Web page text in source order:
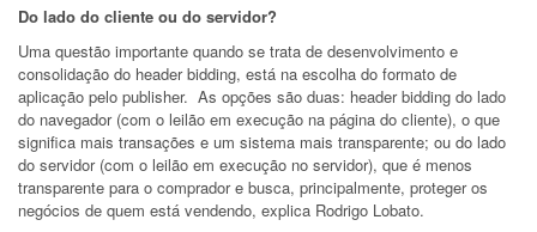
Do lado do cliente ou do servidor?
Uma questão importante quando se trata de desenvolvimento e
consolidação do header bidding, está na escolha do formato de
aplicação pelo publisher. As opções são duas: header bidding do lado
do navegador (com o leilão em execução na página do cliente), o que
significa mais transações e um sistema mais transparente; ou do lado
do servidor (com o leilão em execução no servidor), que é menos
transparente para o comprador e busca, principalmente, proteger os
negócios de quem está vendendo, explica Rodrigo Lobato.